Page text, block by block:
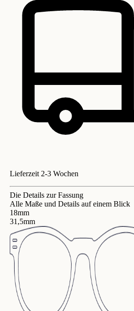
Lieferzeit 2-3 Wochen
Die Details zur Fassung
Alle Maße und Details auf einem Blick
18mm
31,5mm